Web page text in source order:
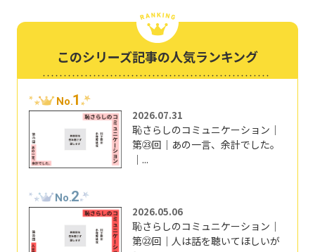
このシリーズ記事の人気ランキング
No.1
2026.07.31
恥さらしのコミュニケーション｜
第㉓回｜あの一言、余計でした。
｜...
No.2
2026.05.06
恥さらしのコミュニケーション｜
第㉒回｜人は話を聴いてほしいが